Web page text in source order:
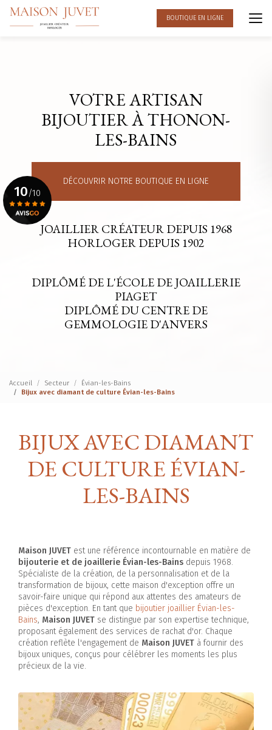
Aller
contenu
BOUTIQUE EN LIGNE
VOTRE ARTISAN
BIJOUTIER À THONON-
LES-BAINS
DÉCOUVRIR NOTRE BOUTIQUE EN LIGNE
JOAILLIER CRÉATEUR DEPUIS 1968
HORLOGER DEPUIS 1902
DIPLÔMÉ DE L'ÉCOLE DE JOAILLERIE
PIAGET
DIPLÔMÉ DU CENTRE DE
GEMMOLOGIE D'ANVERS
10/10
Voir le certificat
Accueil Secteur
Évian-les-Bains
Bijux avec diamant de culture Évian-les-Bains
BIJUX AVEC DIAMANT
DE CULTURE ÉVIAN-
LES-BAINS
Maison JUVET est une référence incontournable en matière de
bijouterie et de joaillerie Évian-les-Bains depuis 1968.
Spécialiste de la création, de la personnalisation et de la
transformation de bijoux, cette maison d'exception offre un
savoir-faire unique qui répond aux attentes des amateurs de
pièces d'exception. En tant que bijoutier joaillier Évian-les-
Bains, Maison JUVET se distingue par son expertise technique,
proposant également des services de rachat d'or. Chaque
création reflète l'engagement de Maison JUVET à fournir des
bijoux uniques, conçus pour célébrer les moments les plus
précieux de la vie.